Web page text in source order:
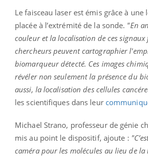
Le faisceau laser est émis grâce à
placée à l’extrémité de la sonde. "En
couleur et la localisation de ces signaux
chercheurs peuvent cartographier
biomarqueur détecté. Ces images
révéler non seulement la présence du
aussi, la localisation des cellules
les scientifiques dans leur
Michael Strano, professeur de génie
mis au point le dispositif, ajoute :
caméra pour les molécules au lieu de la